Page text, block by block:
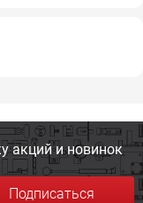
акций и новинок
Подписаться